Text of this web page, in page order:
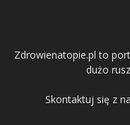
Zdrowienatopie.pl to
dużo
Skontaktuj się z